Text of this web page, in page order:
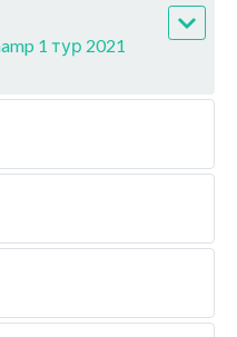
1 тур 2021